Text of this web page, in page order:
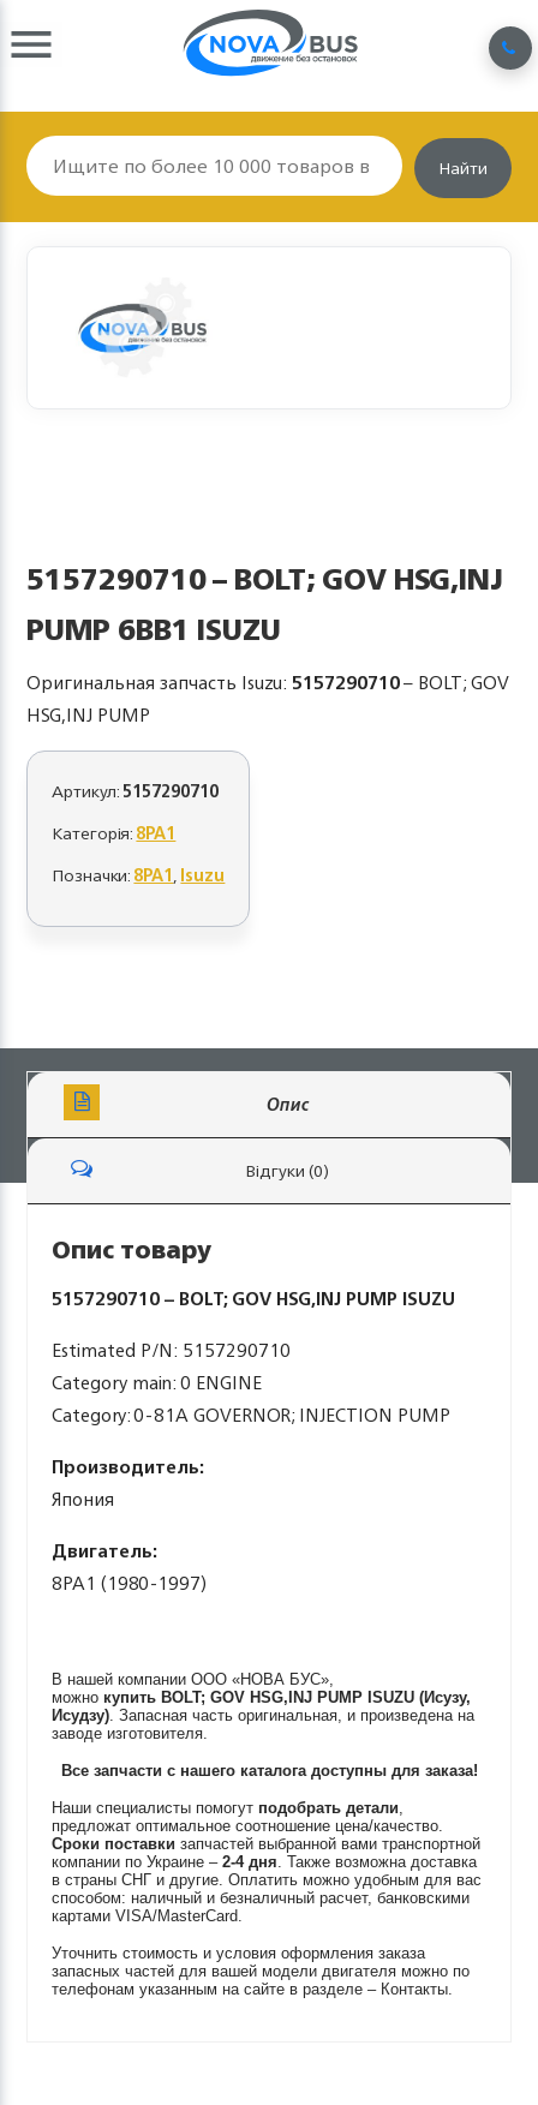
Найти
5157290710 – BOLT; GOV HSG,INJ
PUMP 6BB1 ISUZU
Оригинальная запчасть Isuzu: 5157290710– BOLT; GOV
HSG,INJ PUMP
Артикул:5157290710
Категорія:8PA1
Позначки:8PA1,Isuzu
Опис
Відгуки (0)
Опис товару
5157290710 – BOLT; GOV HSG,INJ PUMP ISUZU
Estimated P/N: 5157290710
Category main: 0 ENGINE
Category: 0-81A GOVERNOR; INJECTION PUMP
Производитель:
Япония
Двигатель:
8PA1 (1980-1997)
В нашей компании ООО «НОВА БУС»,
можно купить BOLT; GOV HSG,INJ PUMP ISUZU (Исузу,
Исудзу). Запасная часть оригинальная, и произведена на
заводе изготовителя.
Все запчасти с нашего каталога доступны для заказа!
Наши специалисты помогут подобрать детали,
предложат оптимальное соотношение цена/качество.
Сроки поставки запчастей выбранной вами транспортной
компании по Украине –2-4 дня. Также возможна доставка
в страны СНГ и другие. Оплатить можно удобным для вас
способом: наличный и безналичный расчет, банковскими
картами VISA/MasterCard.
Уточнить стоимость и условия оформления заказа
запасных частей для вашей модели двигателя можно по
телефонам указанным на сайте в разделе – Контакты.